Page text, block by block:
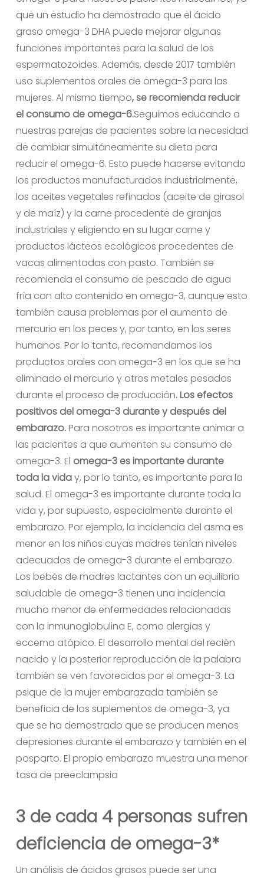
No hay productos en el carrito.
que un estudio ha demostrado que el ácido
graso omega-3 DHA puede mejorar algunas
funciones importantes para la salud de los
espermatozoides. Además, desde 2017 también
uso suplementos orales de omega-3 para las
mujeres. Al mismo tiempo, se recomienda reducir
el consumo de omega-6.Seguimos educando a
nuestras parejas de pacientes sobre la necesidad
de cambiar simultáneamente su dieta para
reducir el omega-6. Esto puede hacerse evitando
los productos manufacturados industrialmente,
los aceites vegetales refinados (aceite de girasol
y de maíz) y la carne procedente de granjas
industriales y eligiendo en su lugar carne y
productos lácteos ecológicos procedentes de
vacas alimentadas con pasto. También se
recomienda el consumo de pescado de agua
fría con alto contenido en omega-3, aunque esto
también causa problemas por el aumento de
mercurio en los peces y, por tanto, en los seres
humanos. Por lo tanto, recomendamos los
productos orales con omega-3 en los que se ha
eliminado el mercurio y otros metales pesados
durante el proceso de producción. Los efectos
positivos del omega-3 durante y después del
embarazo.Para nosotros es importante animar a
las pacientes a que aumenten su consumo de
omega-3. El omega-3 es importante durante
toda la viday, por lo tanto, es importante para la
salud. El omega-3 es importante durante toda la
vida y, por supuesto, especialmente durante el
embarazo. Por ejemplo, la incidencia del asma es
menor en los niños cuyas madres tenían niveles
adecuados de omega-3 durante el embarazo.
Los bebés de madres lactantes con un equilibrio
saludable de omega-3 tienen una incidencia
mucho menor de enfermedades relacionadas
con la inmunoglobulina E, como alergias y
eccema atópico. El desarrollo mental del recién
nacido y la posterior reproducción de la palabra
también se ven favorecidos por el omega-3. La
psique de la mujer embarazada también se
beneficia de los suplementos de omega-3, ya
que se ha demostrado que se producen menos
depresiones durante el embarazo y también en el
posparto. El propio embarazo muestra una menor
tasa de preeclampsia
3 de cada 4 personas sufren
deficiencia de omega-3*
Un análisis de ácidos grasos puede ser una